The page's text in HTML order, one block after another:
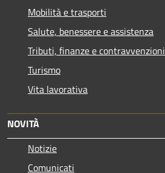
Mobilità e trasporti
Salute, benessere e assistenza
Tributi, finanze e contravvenzioni
Turismo
Vita lavorativa
NOVITÀ
Notizie
Comunicati